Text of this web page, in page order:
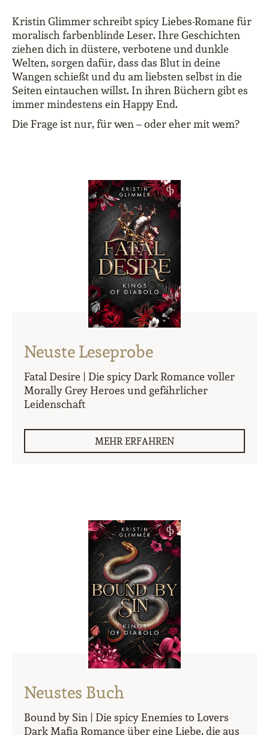
Kristin Glimmer schreibt spicy Liebes-Romane für
moralisch farbenblinde Leser. Ihre Geschichten
ziehen dich in düstere, verbotene und dunkle
Welten, sorgen dafür, dass das Blut in deine
Wangen schießt und du am liebsten selbst in die
Seiten eintauchen willst. In ihren Büchern gibt es
immer mindestens ein Happy End.
Die Frage ist nur, für wen – oder eher mit wem?
Neuste Leseprobe
Fatal Desire | Die spicy Dark Romance voller
Morally Grey Heroes und gefährlicher
Leidenschaft
MEHR ERFAHREN
Neustes Buch
Bound by Sin | Die spicy Enemies to Lovers
Dark Mafia Romance über eine Liebe, die aus